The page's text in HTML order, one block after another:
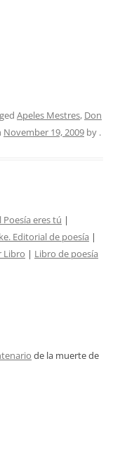
Apeles Mestres, Don
November 19, 2009 by .
Poesía eres tú |
Editorial de poesía |
Libro | Libro de poesía
de la muerte de